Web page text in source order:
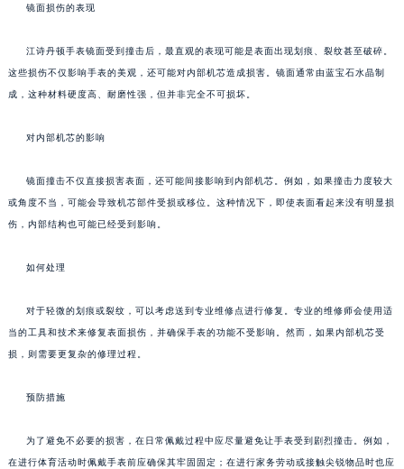
镜面损伤的表现
江诗丹顿手表镜面受到撞击后，最直观的表现可能是表面出现划痕、裂纹甚至破碎。
这些损伤不仅影响手表的美观，还可能对内部机芯造成损害。镜面通常由蓝宝石水晶制
成，这种材料硬度高、耐磨性强，但并非完全不可损坏。
对内部机芯的影响
镜面撞击不仅直接损害表面，还可能间接影响到内部机芯。例如，如果撞击力度较大
或角度不当，可能会导致机芯部件受损或移位。这种情况下，即使表面看起来没有明显损
伤，内部结构也可能已经受到影响。
如何处理
对于轻微的划痕或裂纹，可以考虑送到专业维修点进行修复。专业的维修师会使用适
当的工具和技术来修复表面损伤，并确保手表的功能不受影响。然而，如果内部机芯受
损，则需要更复杂的修理过程。
预防措施
为了避免不必要的损害，在日常佩戴过程中应尽量避免让手表受到剧烈撞击。例如，
在进行体育活动时佩戴手表前应确保其牢固固定；在进行家务劳动或接触尖锐物品时也应